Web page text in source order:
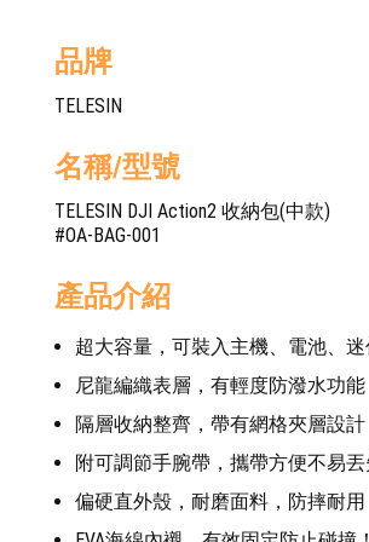
品牌
TELESIN
名稱/型號
TELESIN DJI Action2 收納包(中款)
#OA-BAG-001
產品介紹
超大容量，可裝入主機、電池、
尼龍編織表層，有輕度防潑水功能
隔層收納整齊，帶有網格夾層設計
附可調節手腕帶，攜帶方便不易丟
偏硬直外殼，耐磨面料，防摔耐用